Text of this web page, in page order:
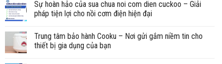
Sự hoàn hảo của sua chua noi com dien cuckoo – Giải
pháp tiện lợi cho nồi cơm điện hiện đại
Trung tâm bảo hành Cooku – Nơi gửi gắm niềm tin cho
thiết bị gia dụng của bạn